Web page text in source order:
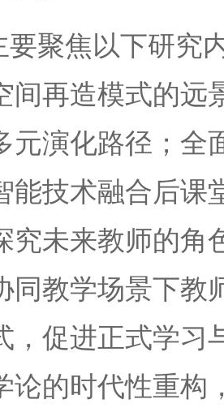
要聚焦以下研究
间再造模式的远
元演化路径；全
能技术融合后课
究未来教师的角
同教学场景下教
，促进正式学习
论的时代性重构